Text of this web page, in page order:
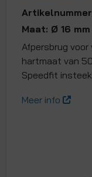
Maat: Ø 16 mm
Afpersbrug
hartmaat van
Speedfit
Meer info